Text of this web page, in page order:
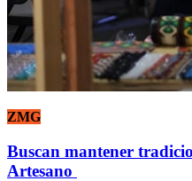
ZMG
Buscan mantener
Artesano